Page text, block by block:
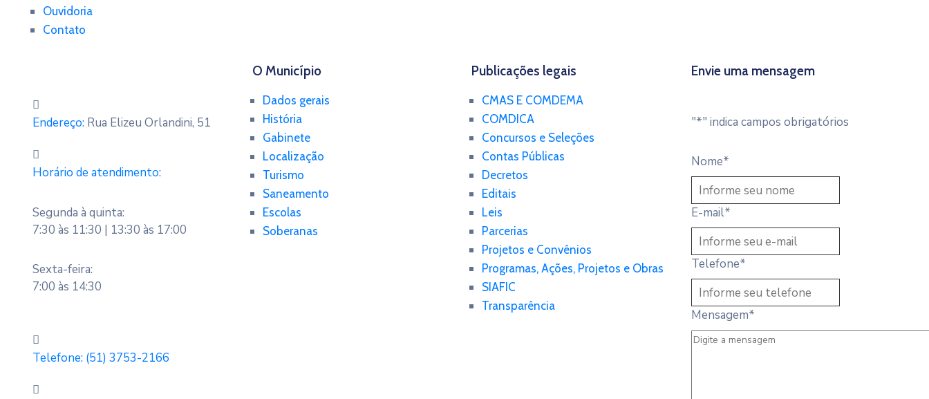
Ouvidoria
Contato
Endereço: Rua Elizeu Orlandini, 51
Horário de atendimento:
Segunda à quinta:
7:30 às 11:30 | 13:30 às 17:00
Sexta-feira:
7:00 às 14:30
Telefone: (51) 3753-2166
O Município
Dados gerais
História
Gabinete
Localização
Turismo
Saneamento
Escolas
Soberanas
Publicações legais
CMAS E COMDEMA
COMDICA
Concursos e Seleções
Contas Públicas
Decretos
Editais
Leis
Parcerias
Projetos e Convênios
Programas, Ações, Projetos e Obras
SIAFIC
Transparência
Envie uma mensagem
"*" indica campos obrigatórios
Nome*
E-mail*
Telefone*
Mensagem*